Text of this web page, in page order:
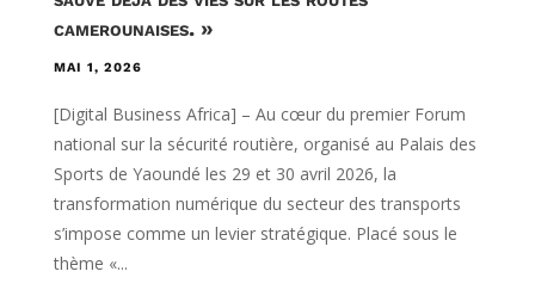
camerounaises. »
MAI 1, 2026
[Digital Business Africa] – Au cœur du premier Forum
national sur la sécurité routière, organisé au Palais des
Sports de Yaoundé les 29 et 30 avril 2026, la
transformation numérique du secteur des transports
s’impose comme un levier stratégique. Placé sous le
thème «...